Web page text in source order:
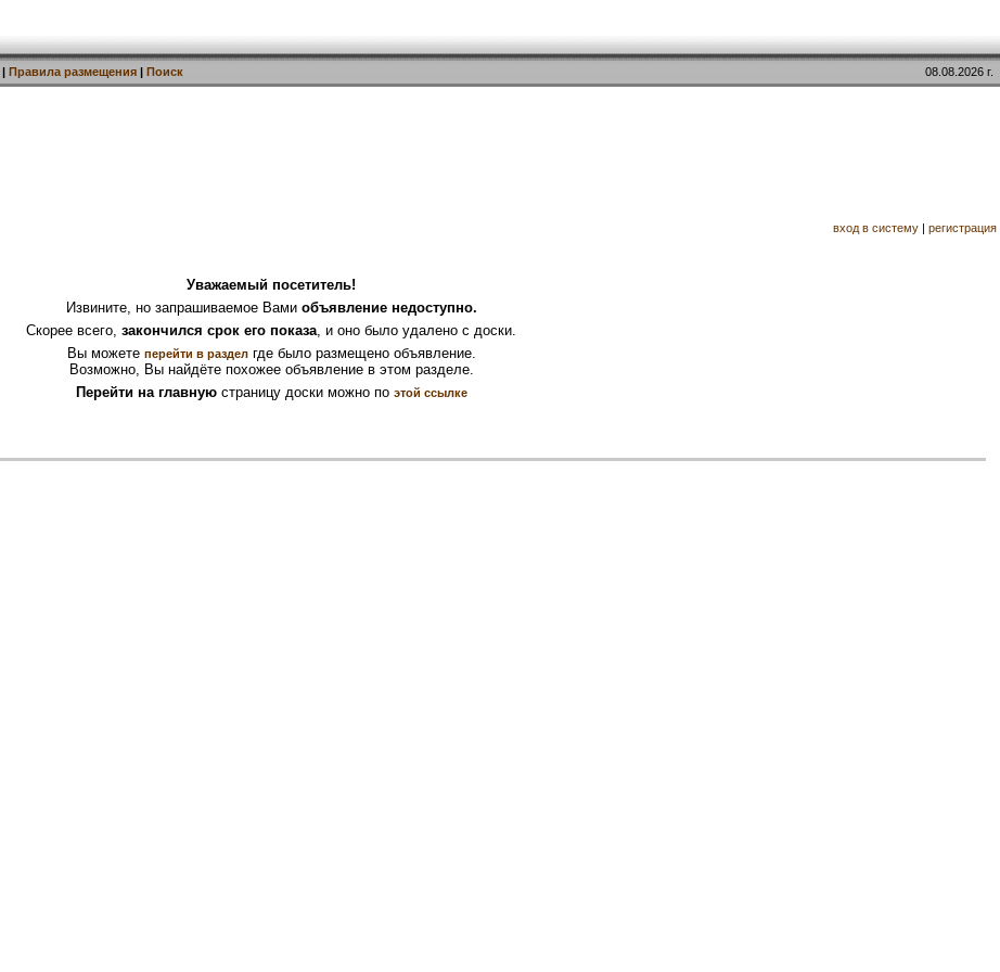
| Правила размещения | Поиск 08.08.2026 г.
вход в систему | регистрация
Уважаемый посетитель!
Извините, но запрашиваемое Вами объявление недоступно.
Скорее всего, закончился срок его показа, и оно было удалено с доски.
Вы можете перейти в разделгде было размещено объявление.
Возможно, Вы найдёте похожее объявление в этом разделе.
Перейти на главнуюстраницу доски можно по этой ссылке